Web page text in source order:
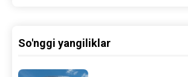
So'nggi yangiliklar